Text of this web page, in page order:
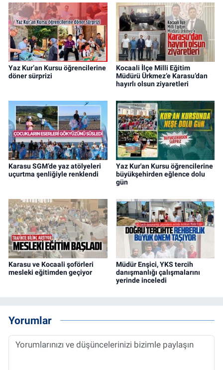
Yaz Kur’an Kursu öğrencilerine
döner sürprizi
Kocaali İlçe Milli Eğitim
Müdürü Ürkmez’e Karasu’dan
hayırlı olsun ziyaretleri
Karasu SGM’de yaz atölyeleri
uçurtma şenliğiyle renklendi
Yaz Kur'an Kursu öğrencilerine
büyükşehirden eğlence dolu
gün
Karasu ve Kocaali şoförleri
mesleki eğitimden geçiyor
Müdür Enşici, YKS tercih
danışmanlığı çalışmalarını
yerinde inceledi
Yorumlar